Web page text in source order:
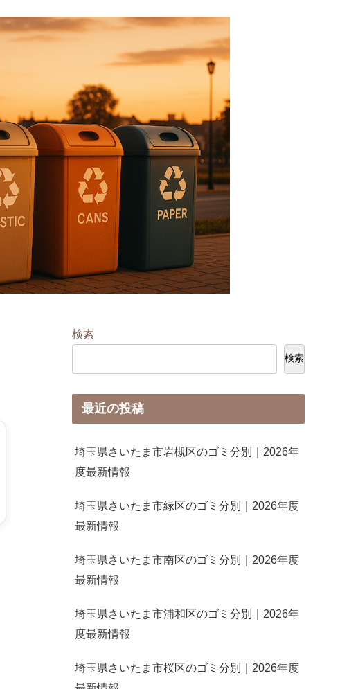
検索
検索
最近の投稿
埼玉県さいたま市岩槻区のゴミ分別｜2026年
度最新情報
埼玉県さいたま市緑区のゴミ分別｜2026年度
最新情報
埼玉県さいたま市南区のゴミ分別｜2026年度
最新情報
埼玉県さいたま市浦和区のゴミ分別｜2026年
度最新情報
埼玉県さいたま市桜区のゴミ分別｜2026年度